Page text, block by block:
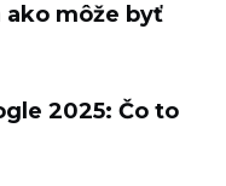
ako môže byť
2025: Čo to